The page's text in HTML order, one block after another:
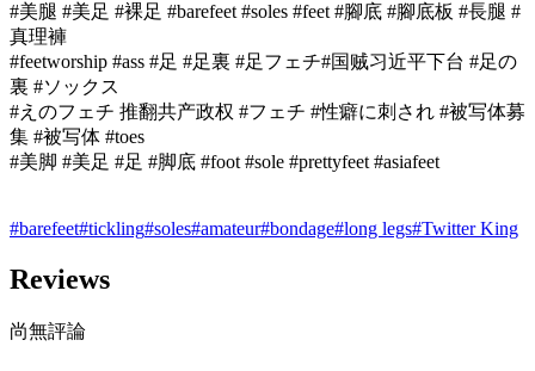
#美腿 #美足 #裸足 #barefeet #soles #feet #腳底 #腳底板 #長腿 #
真理褲
#feetworship #ass #足 #足裏 #足フェチ#国贼习近平下台 #足の
裏 #ソックス
#えのフェチ 推翻共产政权 #フェチ #性癖に刺され #被写体募
集 #被写体 #toes
#美脚 #美足 #足 #脚底 #foot #sole #prettyfeet #asiafeet
#barefeet#tickling#soles#amateur#bondage#long legs#Twitter King
Reviews
尚無評論